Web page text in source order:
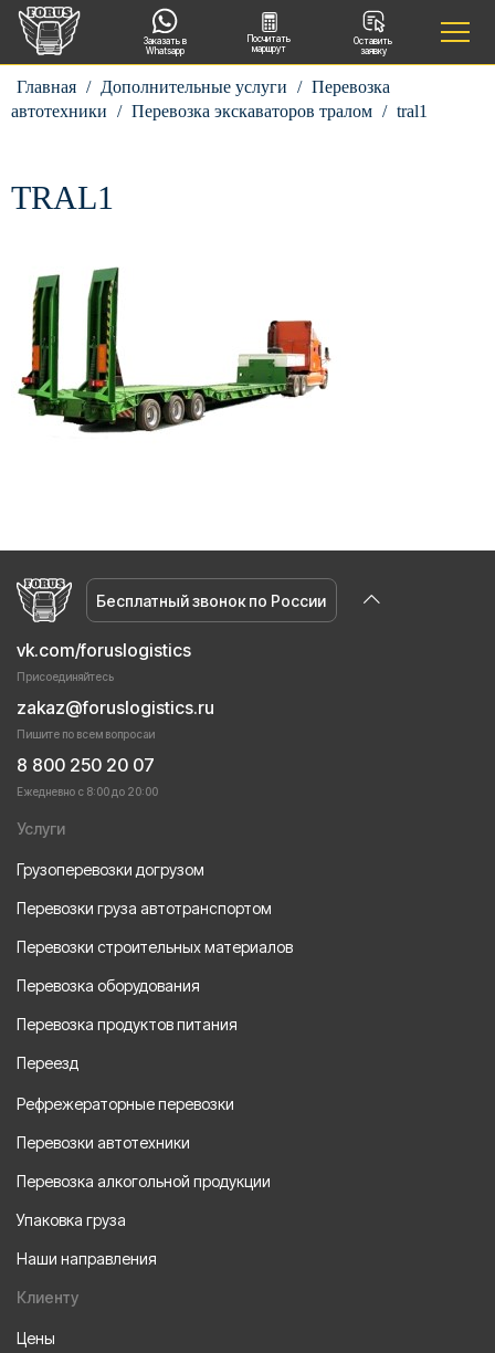
Заказать в
Whatsapp
Посчитать
маршрут
Оставить
заявку
Главная / Дополнительные услуги / Перевозка
автотехники / Перевозка экскаваторов тралом / tral1
TRAL1
Бесплатный звонок по России
vk.com/foruslogistics
Присоединяйтесь
zakaz@foruslogistics.ru
Пишите по всем вопросаи
8 800 250 20 07
Ежедневно с 8:00 до 20:00
Услуги
Грузоперевозки догрузом
Перевозки груза автотранспортом
Перевозки строительных материалов
Перевозка оборудования
Перевозка продуктов питания
Переезд
Рефрежераторные перевозки
Перевозки автотехники
Перевозка алкогольной продукции
Упаковка груза
Наши направления
Клиенту
Цены